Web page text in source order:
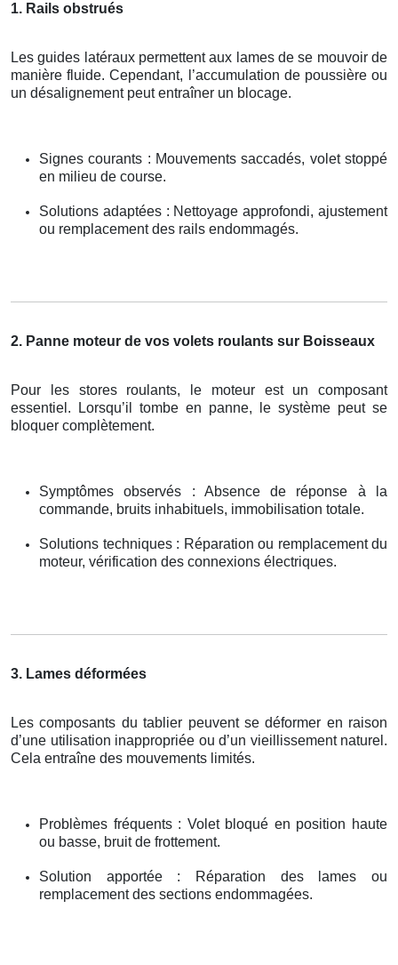
1. Rails obstrués
Les guides latéraux permettent aux lames de se mouvoir de
manière fluide. Cependant, l’accumulation de poussière ou
un désalignement peut entraîner un blocage.
Signes courants : Mouvements saccadés, volet stoppé
en milieu de course.
Solutions adaptées : Nettoyage approfondi, ajustement
ou remplacement des rails endommagés.
2. Panne moteur de vos volets roulants sur Boisseaux
Pour les stores roulants, le moteur est un composant
essentiel. Lorsqu’il tombe en panne, le système peut se
bloquer complètement.
Symptômes observés : Absence de réponse à la
commande, bruits inhabituels, immobilisation totale.
Solutions techniques : Réparation ou remplacement du
moteur, vérification des connexions électriques.
3. Lames déformées
Les composants du tablier peuvent se déformer en raison
d’une utilisation inappropriée ou d’un vieillissement naturel.
Cela entraîne des mouvements limités.
Problèmes fréquents : Volet bloqué en position haute
ou basse, bruit de frottement.
Solution apportée : Réparation des lames ou
remplacement des sections endommagées.